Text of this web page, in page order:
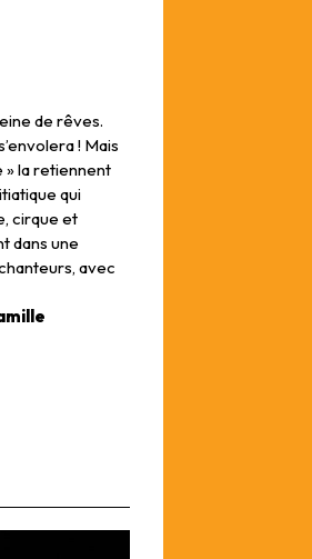
de rêves.
! Mais
» la retiennent
qui
cirque et
dans une
avec